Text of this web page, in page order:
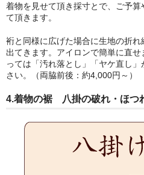
着物を見せて頂き採寸とで、ご予
て頂きます。
裄と同様に広げた場合に生地の折
出てきます。アイロンで簡単に直
っては「汚れ落とし」「ヤケ直し
さい。（両脇前後：約4,000円～）
4.着物の裾 八掛の破れ・ほつ